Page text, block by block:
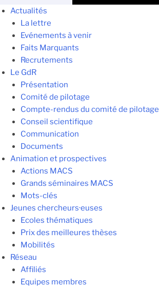
Actualités
La lettre
Evénements à venir
Faits Marquants
Recrutements
Le GdR
Présentation
Comité de pilotage
Compte-rendus du comité de pilotage
Conseil scientifique
Communication
Documents
Animation et prospectives
Actions MACS
Grands séminaires MACS
Mots-clés
Jeunes chercheurs·euses
Ecoles thématiques
Prix des meilleures thèses
Mobilités
Réseau
Affiliés
Equipes membres